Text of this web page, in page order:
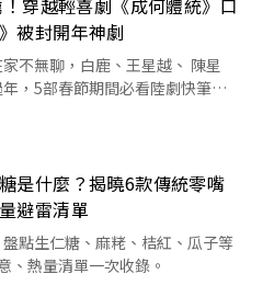
穿越輕喜劇《成何體統》口
被封開年神劇
不無聊，白鹿、王星越、 陳星
，5部春節期間必看陸劇快筆
是什麼？揭曉6款傳統零嘴
避雷清單
點生仁糖、麻粩、桔紅、瓜子等
、熱量清單一次收錄。